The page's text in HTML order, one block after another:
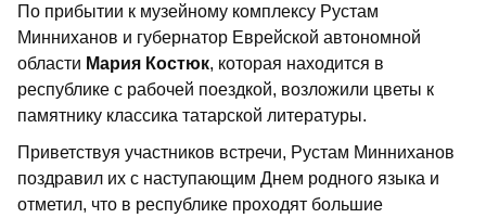
По прибытии к музейному комплексу Рустам
Минниханов и губернатор Еврейской автономной
области Мария Костюк, которая находится в
республике с рабочей поездкой, возложили цветы к
памятнику классика татарской литературы.
Приветствуя участников встречи, Рустам Минниханов
поздравил их с наступающим Днем родного языка и
отметил, что в республике проходят большие